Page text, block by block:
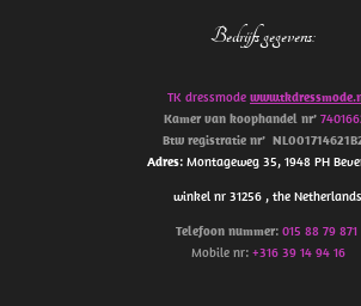
Bedrijfs gegevens:
TK dressmode
Kamer van koophandel nr’
Btw registratie nr’
Adres: Montageweg 35, 1948 PH
winkel nr 31256 , the Netherlands
Telefoon nummer:015 88 79 871
Mobile nr: +316 39 14 94 16